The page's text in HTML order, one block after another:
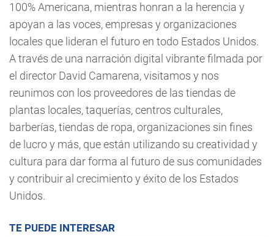
100% Americana, mientras honran a la herencia y
apoyan a las voces, empresas y organizaciones
locales que lideran el futuro en todo Estados Unidos.
A través de una narración digital vibrante filmada por
el director David Camarena, visitamos y nos
reunimos con los proveedores de las tiendas de
plantas locales, taquerías, centros culturales,
barberías, tiendas de ropa, organizaciones sin fines
de lucro y más, que están utilizando su creatividad y
cultura para dar forma al futuro de sus comunidades
y contribuir al crecimiento y éxito de los Estados
Unidos.
TE PUEDE INTERESAR